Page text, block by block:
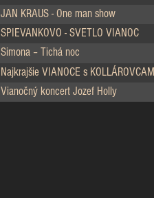
JAN KRAUS - One man show
SPIEVANKOVO - SVETLO VIANOC
Simona – Tichá noc
Najkrajšie VIANOCE s KOLLÁROVCAMI
Vianočný koncert Jozef Holly